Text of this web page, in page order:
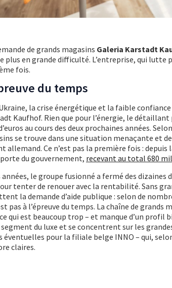
de grands magasins Galeria Karstadt
plus en grande difficulté. L’entreprise, qui lutte
fois.
du temps
la crise énergétique et la faible
Kaufhof. Rien que pour l’énergie, le
au cours des deux prochaines années.
se trouve dans une situation menaçante et
allemand. Ce n’est pas la première fois :
du gouvernement, recevant au total 680
années, le groupe fusionné a fermé des
tenter de renouer avec la rentabilité. Sans
la demande d’aide publique : selon de
pas à l’épreuve du temps. La chaîne de
qui est beaucoup trop – et manque d’un profil
du luxe et se concentrent sur les
éventuelles pour la filiale belge INNO – qui,
claires.